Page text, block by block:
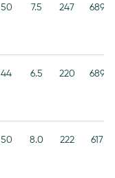
50 7.5 247 689
44 6.5 220 689
50 8.0 222 617